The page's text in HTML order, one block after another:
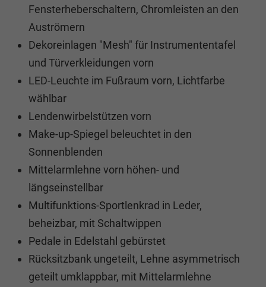
Fensterheberschaltern, Chromleisten an den
Auströmern
Dekoreinlagen "Mesh" für Instrumententafel
und Türverkleidungen vorn
LED-Leuchte im Fußraum vorn, Lichtfarbe
wählbar
Lendenwirbelstützen vorn
Make-up-Spiegel beleuchtet in den
Sonnenblenden
Mittelarmlehne vorn höhen- und
längseinstellbar
Multifunktions-Sportlenkrad in Leder,
beheizbar, mit Schaltwippen
Pedale in Edelstahl gebürstet
Rücksitzbank ungeteilt, Lehne asymmetrisch
geteilt umklappbar, mit Mittelarmlehne